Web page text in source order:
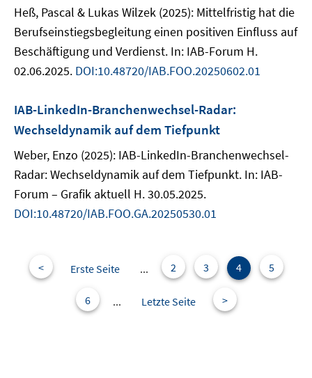
Heß, Pascal & Lukas Wilzek (2025): Mittelfristig hat die
Berufseinstiegsbegleitung einen positiven Einfluss auf
Beschäftigung und Verdienst. In: IAB-Forum H.
02.06.2025. DOI:10.48720/IAB.FOO.20250602.01
IAB-LinkedIn-Branchenwechsel-Radar:
Wechseldynamik auf dem Tiefpunkt
Weber, Enzo (2025): IAB-LinkedIn-Branchenwechsel-
Radar: Wechseldynamik auf dem Tiefpunkt. In: IAB-
Forum – Grafik aktuell H. 30.05.2025.
DOI:10.48720/IAB.FOO.GA.20250530.01
< Erste Seite ... 2 3 4 5
6 ... Letzte Seite >